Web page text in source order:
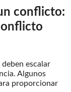
conflicto:
escalar
Algunos
proporcionar